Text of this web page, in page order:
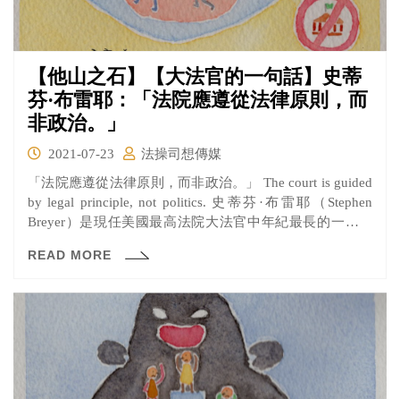
【他山之石】【大法官的一句話】史蒂
芬·布雷耶：「法院應遵從法律原則，而
非政治。」
2021-07-23
法操司想傳媒
「法院應遵從法律原則，而非政治。」 The court is guided
by legal principle, not politics. 史蒂芬·布雷耶（Stephen
Breyer）是現任美國最高法院大法官中年紀最長的一位，
法官們會對於法律做最嚴格的解釋，布雷耶大法官所關注
因為他很清楚法院所做的決定往往會大幅影響人民的生
READ MORE